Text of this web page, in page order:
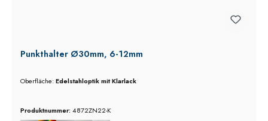
Punkthalter Ø30mm, 6-12mm
Oberfläche:Edelstahloptik mit Klarlack
Produktnummer: 4872ZN22-K